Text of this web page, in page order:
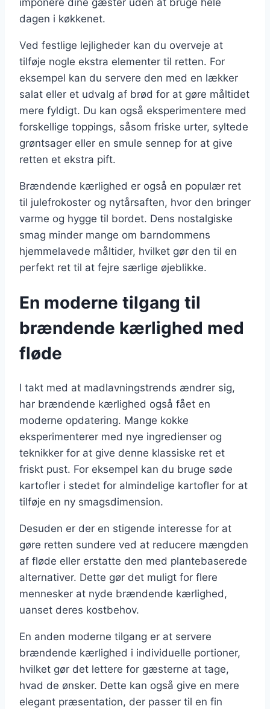
dagen i køkkenet.
Ved festlige lejligheder kan du overveje at
tilføje nogle ekstra elementer til retten. For
eksempel kan du servere den med en lækker
salat eller et udvalg af brød for at gøre måltidet
mere fyldigt. Du kan også eksperimentere med
forskellige toppings, såsom friske urter, syltede
grøntsager eller en smule sennep for at give
retten et ekstra pift.
Brændende kærlighed er også en populær ret
til julefrokoster og nytårsaften, hvor den bringer
varme og hygge til bordet. Dens nostalgiske
smag minder mange om barndommens
hjemmelavede måltider, hvilket gør den til en
perfekt ret til at fejre særlige øjeblikke.
En moderne tilgang til
brændende kærlighed med
fløde
I takt med at madlavningstrends ændrer sig,
har brændende kærlighed også fået en
moderne opdatering. Mange kokke
eksperimenterer med nye ingredienser og
teknikker for at give denne klassiske ret et
friskt pust. For eksempel kan du bruge søde
kartofler i stedet for almindelige kartofler for at
tilføje en ny smagsdimension.
Desuden er der en stigende interesse for at
gøre retten sundere ved at reducere mængden
af fløde eller erstatte den med plantebaserede
alternativer. Dette gør det muligt for flere
mennesker at nyde brændende kærlighed,
uanset deres kostbehov.
En anden moderne tilgang er at servere
brændende kærlighed i individuelle portioner,
hvilket gør det lettere for gæsterne at tage,
hvad de ønsker. Dette kan også give en mere
elegant præsentation, der passer til en fin